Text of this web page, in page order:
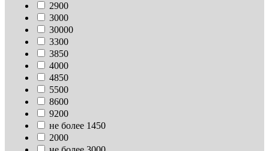
2900
3000
30000
3300
3850
4000
4850
5500
8600
9200
не более 1450
2000